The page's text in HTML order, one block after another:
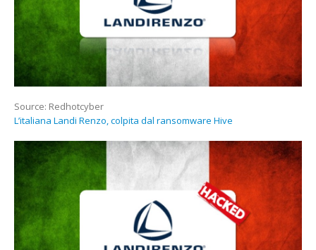
Source: Redhotcyber
L’italiana Landi Renzo, colpita dal ransomware Hive